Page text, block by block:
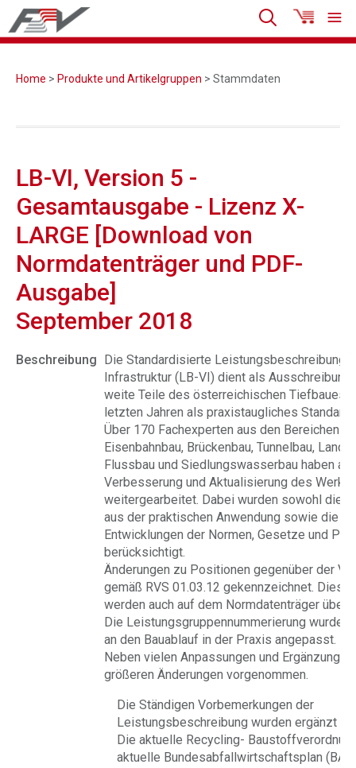
Home > Produkte und Artikelgruppen > Stammdaten
LB-VI, Version 5 -
Gesamtausgabe - Lizenz X-
LARGE [Download von
Normdatenträger und PDF-
Ausgabe]
September 2018
Beschreibung Die Standardisierte Leistungsbeschreibung
Infrastruktur (LB-VI) dient als
weite Teile des österreichischen Tiefbaues.
letzten Jahren als praxistaugliches
Über 170 Fachexperten aus den Bereichen
Eisenbahnbau, Brückenbau, Tunnelbau,
Flussbau und Siedlungswasserbau haben an
Verbesserung und Aktualisierung des
weitergearbeitet. Dabei wurden sowohl die
aus der praktischen Anwendung sowie die
Entwicklungen der Normen, Gesetze und
berücksichtigt.
Änderungen zu Positionen gegenüber der
gemäß RVS 01.03.12 gekennzeichnet. Diese
werden auch auf dem Normdatenträger
Die Leistungsgruppennummerierung wurde
an den Bauablauf in der Praxis angepasst.
Neben vielen Anpassungen und
größeren Änderungen vorgenommen.
Die Ständigen Vorbemerkungen der
Leistungsbeschreibung wurden ergänzt
Die aktuelle Recycling-
aktuelle Bundesabfallwirtschaftsplan